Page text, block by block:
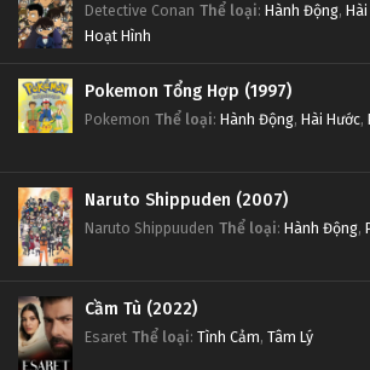
Detective Conan Thể loại: Hành Động,
Hoạt Hình
Pokemon Tổng Hợp (1997)
Pokemon Thể loại: Hành Động, Hài Hước,
Naruto Shippuden (2007)
Naruto Shippuuden Thể loại: Hành Động,
Cầm Tù (2022)
Esaret Thể loại: Tình Cảm, Tâm Lý